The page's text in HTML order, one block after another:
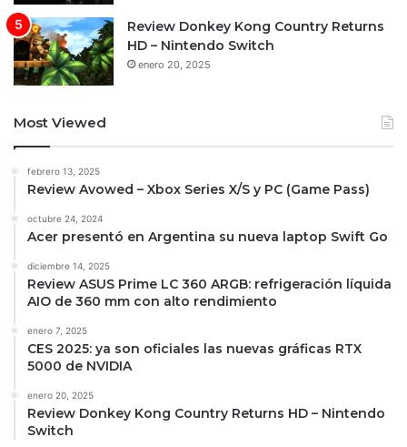
Review Donkey Kong Country Returns
HD – Nintendo Switch
enero 20, 2025
Most Viewed
febrero 13, 2025
Review Avowed – Xbox Series X/S y PC (Game Pass)
octubre 24, 2024
Acer presentó en Argentina su nueva laptop Swift Go
diciembre 14, 2025
Review ASUS Prime LC 360 ARGB: refrigeración líquida
AIO de 360 mm con alto rendimiento
enero 7, 2025
CES 2025: ya son oficiales las nuevas gráficas RTX
5000 de NVIDIA
enero 20, 2025
Review Donkey Kong Country Returns HD – Nintendo
Switch